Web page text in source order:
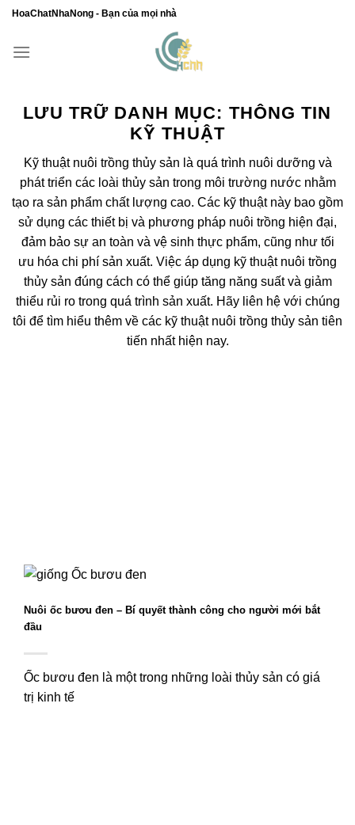
Chuyển
nội
HoaChatNhaNong - Bạn của mọi nhà
LƯU TRỮ DANH MỤC: THÔNG TIN
KỸ THUẬT
Kỹ thuật nuôi trồng thủy sản là quá trình nuôi dưỡng và
phát triển các loài thủy sản trong môi trường nước nhằm
tạo ra sản phẩm chất lượng cao. Các kỹ thuật này bao gồm
sử dụng các thiết bị và phương pháp nuôi trồng hiện đại,
đảm bảo sự an toàn và vệ sinh thực phẩm, cũng như tối
ưu hóa chi phí sản xuất. Việc áp dụng kỹ thuật nuôi trồng
thủy sản đúng cách có thể giúp tăng năng suất và giảm
thiểu rủi ro trong quá trình sản xuất. Hãy liên hệ với chúng
tôi để tìm hiểu thêm về các kỹ thuật nuôi trồng thủy sản tiên
tiến nhất hiện nay.
Nuôi ốc bươu đen – Bí quyết thành công cho người mới bắt
đầu
Ốc bươu đen là một trong những loài thủy sản có giá
trị kinh tế